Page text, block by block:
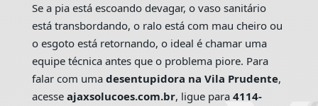
Se a pia está escoando devagar, o vaso sanitário
está transbordando, o ralo está com mau cheiro ou
o esgoto está retornando, o ideal é chamar uma
equipe técnica antes que o problema piore. Para
falar com uma desentupidora na Vila Prudente,
acesse ajaxsolucoes.com.br, ligue para 4114-